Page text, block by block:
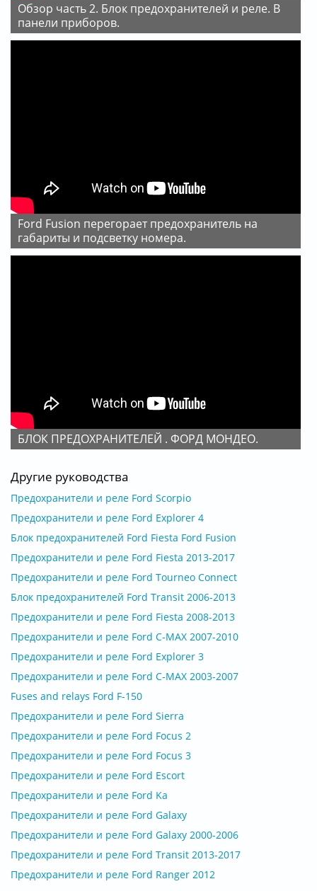
Обзор часть 2. Блок предохранителей и реле. В
панели приборов.
Ford Fusion перегорает предохранитель на
габариты и подсветку номера.
БЛОК ПРЕДОХРАНИТЕЛЕЙ . ФОРД МОНДЕО.
Другие руководства
Предохранители и реле Ford Scorpio
Предохранители и реле Ford Explorer 4
Блок предохранителей Ford Fiesta Ford Fusion
Предохранители и реле Ford Fiesta 2013-2017
Предохранители и реле Ford Tourneo Connect
Блок предохранителей Ford Transit 2006-2013
Предохранители и реле Ford Fiesta 2008-2013
Предохранители и реле Ford C-MAX 2007-2010
Предохранители и реле Ford Explorer 3
Предохранители и реле Ford C-MAX 2003-2007
Fuses and relays Ford F-150
Предохранители и реле Ford Sierra
Предохранители и реле Ford Focus 2
Предохранители и реле Ford Focus 3
Предохранители и реле Ford Escort
Предохранители и реле Ford Ka
Предохранители и реле Ford Galaxy
Предохранители и реле Ford Galaxy 2000-2006
Предохранители и реле Ford Transit 2013-2017
Предохранители и реле Ford Ranger 2012